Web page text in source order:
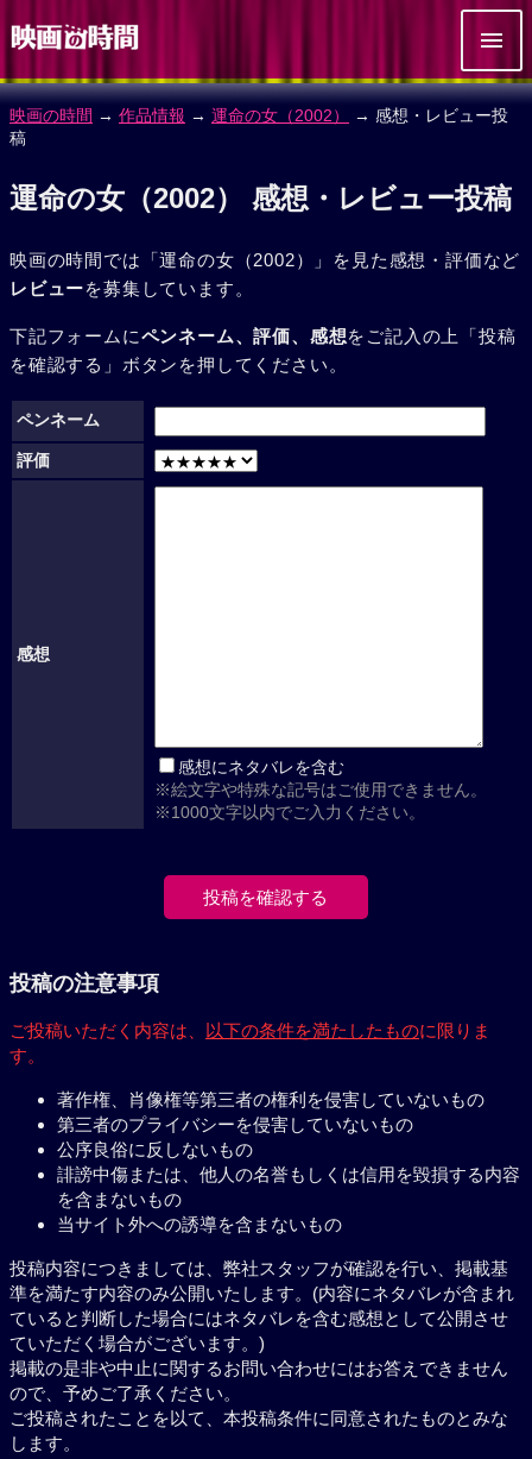
映画の時間 → 作品情報 → 運命の女（2002）
→ 感想・レビュー投
稿
運命の女（2002） 感想・レビュー投稿
映画の時間では「運命の女（2002）」を見た感想・評価など
レビューを募集しています。
下記フォームにペンネーム、評価、感想をご記入の上「投稿
を確認する」ボタンを押してください。
ペンネーム
評価
感想
感想にネタバレを含む
※絵文字や特殊な記号はご使用できません。
※1000文字以内でご入力ください。
投稿の注意事項
ご投稿いただく内容は、 以下の条件を満たしたものに限りま
す。
著作権、肖像権等第三者の権利を侵害していないもの
第三者のプライバシーを侵害していないもの
公序良俗に反しないもの
誹謗中傷または、他人の名誉もしくは信用を毀損する内容
を含まないもの
当サイト外への誘導を含まないもの
投稿内容につきましては、弊社スタッフが確認を行い、掲載基
準を満たす内容のみ公開いたします。(内容にネタバレが含まれ
ていると判断した場合にはネタバレを含む感想として公開させ
ていただく場合がございます。)
掲載の是非や中止に関するお問い合わせにはお答えできません
ので、予めご了承ください。
ご投稿されたことを以て、本投稿条件に同意されたものとみな
します。